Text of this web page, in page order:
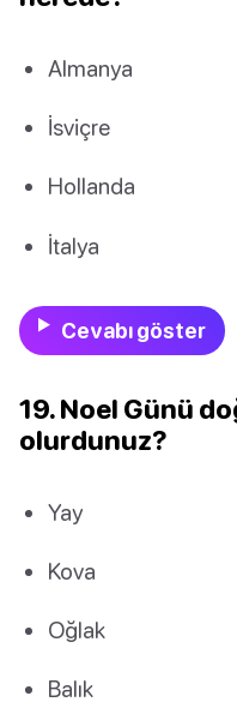
Almanya
İsviçre
Hollanda
İtalya
Cevabı göster
19. Noel Günü
olurdunuz?
Yay
Kova
Oğlak
Balık